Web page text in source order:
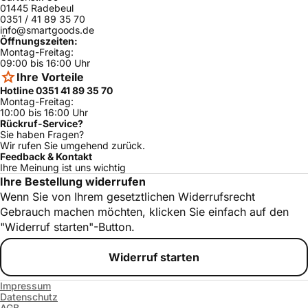
01445 Radebeul
0351 / 41 89 35 70
info@smartgoods.de
Öffnungszeiten:
Montag-Freitag:
09:00 bis 16:00 Uhr
Ihre Vorteile
Hotline 0351 41 89 35 70
Montag-Freitag:
10:00 bis 16:00 Uhr
Rückruf-Service?
Sie haben Fragen?
Wir rufen Sie umgehend zurück.
Feedback & Kontakt
Ihre Meinung ist uns wichtig
Ihre Bestellung widerrufen
Wenn Sie von Ihrem gesetztlichen Widerrufsrecht
Gebrauch machen möchten, klicken Sie einfach auf den
"Widerruf starten"-Button.
Widerruf starten
Impressum
Datenschutz